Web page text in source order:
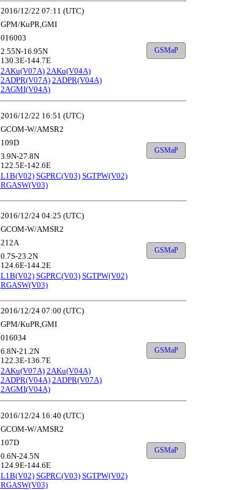
2016/12/22 07:11 (UTC)
GPM/KuPR,GMI
016003
2.55N-16.95N
130.3E-144.7E
2AKu(V07A) 2AKu(V04A)
2ADPR(V07A) 2ADPR(V04A)
2AGMI(V04A)
GSMaP
2016/12/22 16:51 (UTC)
GCOM-W/AMSR2
109D
3.9N-27.8N
122.5E-142.6E
L1B(V02) SGPRC(V03) SGTPW(V02)
RGASW(V03)
GSMaP
2016/12/24 04:25 (UTC)
GCOM-W/AMSR2
212A
0.7S-23.2N
124.6E-144.2E
L1B(V02) SGPRC(V03) SGTPW(V02)
RGASW(V03)
GSMaP
2016/12/24 07:00 (UTC)
GPM/KuPR,GMI
016034
6.8N-21.2N
122.3E-136.7E
2AKu(V07A) 2AKu(V04A)
2ADPR(V04A) 2ADPR(V07A)
2AGMI(V04A)
GSMaP
2016/12/24 16:40 (UTC)
GCOM-W/AMSR2
107D
0.6N-24.5N
124.9E-144.6E
L1B(V02) SGPRC(V03) SGTPW(V02)
RGASW(V03)
GSMaP